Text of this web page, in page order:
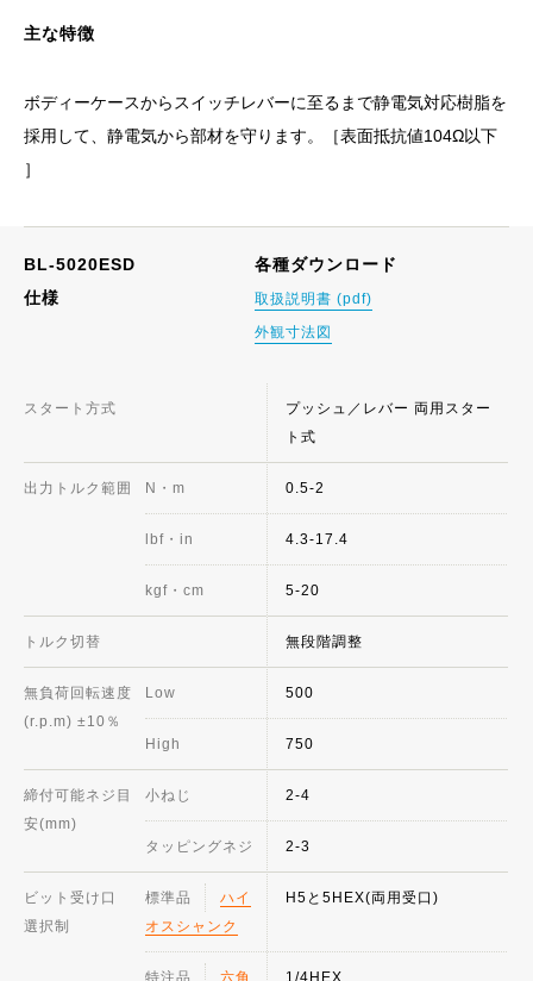
主な特徴
ボディーケースからスイッチレバーに至るまで静電気対応樹脂を
採用して、静電気から部材を守ります。［表面抵抗値104Ω以下
］
BL-5020ESD
仕様
各種ダウンロード
取扱説明書 (pdf)
外観寸法図
スタート方式
出力トルク範囲 N・m
lbf・in
kgf・cm
トルク切替
無負荷回転速度
(r.p.m) ±10％
Low
High
締付可能ネジ目
安(mm)
小ねじ
タッピングネジ
ビット受け口
選択制
標準品
ハイ
オスシャンク
特注品
六角
プッシュ／レバー 両用スター
ト式
0.5-2
4.3-17.4
5-20
無段階調整
500
750
2-4
2-3
H5と5HEX(両用受口)
1/4HEX